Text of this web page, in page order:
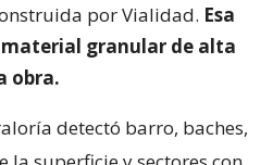
por Vialidad. Esa
granular de alta
obra.
detectó barro, baches,